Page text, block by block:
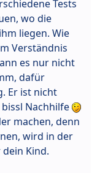
Tests
wo die
liegen. Wie
Verständnis
es nur nicht
dafür
Er ist nicht
Nachhilfe
machen, denn
wird in der
Kind.